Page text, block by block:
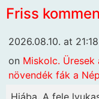
Friss
2026.08.10. at 21:18
on Miskolc.
növendék fák a
Hiába. A fele